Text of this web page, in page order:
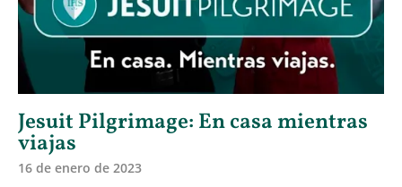
Jesuit Pilgrimage: En casa mientras
viajas
16 de enero de 2023